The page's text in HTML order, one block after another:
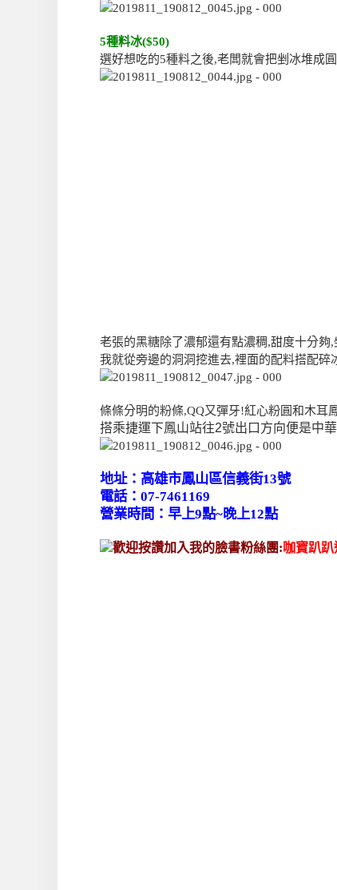
5種料冰($50)
選好想吃的5種料之後,老闆就會把剉冰堆成
老張的黑糖除了濃郁還有點濃稠,甜度十分
我就從旁邊的洞洞挖進去,裡面的配料搭配碎
條條分明的粉條,QQ又彈牙!紅心粉圓和木耳
搭乘捷運下鳳山站往2號出口方向便是中
地址：高雄市鳳山區信義街13號
電話：07-7461169
營業時間：早上9點~晚上12點
歡迎按讚加入我的臉書粉絲團:咖寶趴趴